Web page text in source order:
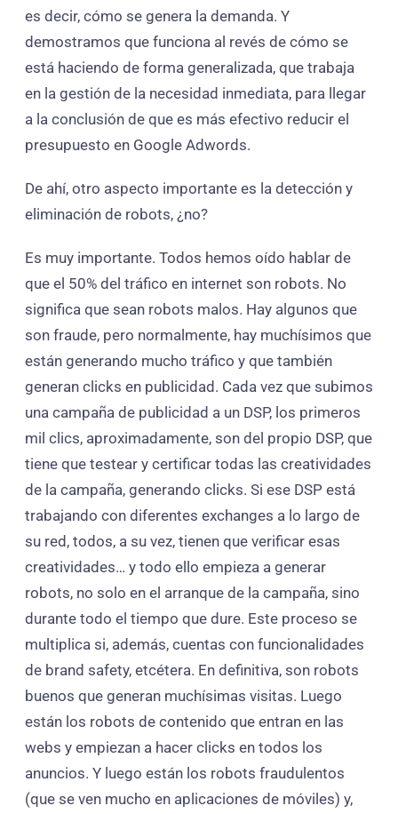
es decir, cómo se genera la demanda. Y
demostramos que funciona al revés de cómo se
está haciendo de forma generalizada, que trabaja
en la gestión de la necesidad inmediata, para llegar
a la conclusión de que es más efectivo reducir el
presupuesto en Google Adwords.
De ahí, otro aspecto importante es la detección y
eliminación de robots, ¿no?
Es muy importante. Todos hemos oído hablar de
que el 50% del tráfico en internet son robots. No
significa que sean robots malos. Hay algunos que
son fraude, pero normalmente, hay muchísimos que
están generando mucho tráfico y que también
generan clicks en publicidad. Cada vez que subimos
una campaña de publicidad a un DSP, los primeros
mil clics, aproximadamente, son del propio DSP, que
tiene que testear y certificar todas las creatividades
de la campaña, generando clicks. Si ese DSP está
trabajando con diferentes exchanges a lo largo de
su red, todos, a su vez, tienen que verificar esas
creatividades… y todo ello empieza a generar
robots, no solo en el arranque de la campaña, sino
durante todo el tiempo que dure. Este proceso se
multiplica si, además, cuentas con funcionalidades
de brand safety, etcétera. En definitiva, son robots
buenos que generan muchísimas visitas. Luego
están los robots de contenido que entran en las
webs y empiezan a hacer clicks en todos los
anuncios. Y luego están los robots fraudulentos
(que se ven mucho en aplicaciones de móviles) y,